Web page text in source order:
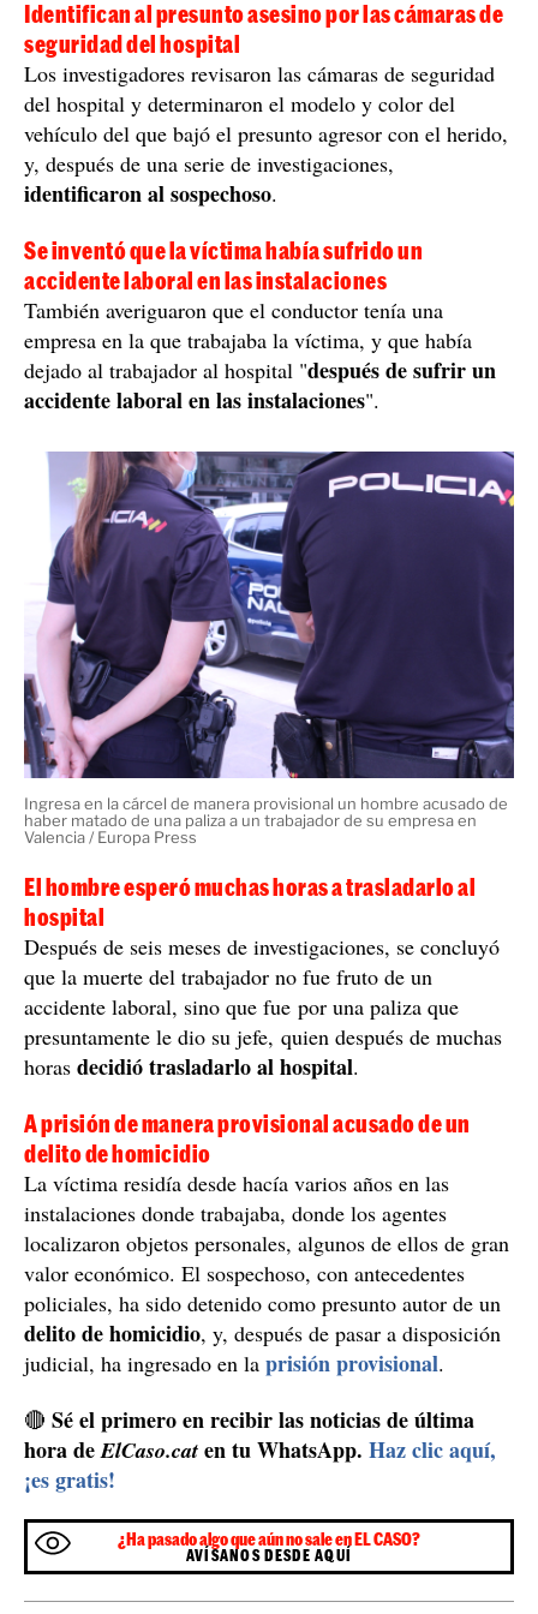
Identifican al presunto asesino por las cámaras de
seguridad del hospital
Los investigadores revisaron las cámaras de seguridad
del hospital y determinaron el modelo y color del
vehículo del que bajó el presunto agresor con el herido,
y, después de una serie de investigaciones,
identificaron al sospechoso.
Se inventó que la víctima había sufrido un
accidente laboral en las instalaciones
También averiguaron que el conductor tenía una
empresa en la que trabajaba la víctima, y que había
dejado al trabajador al hospital "después de sufrir un
accidente laboral en las instalaciones".
Ingresa en la cárcel de manera provisional un hombre acusado de
haber matado de una paliza a un trabajador de su empresa en
Valencia / Europa Press
El hombre esperó muchas horas a trasladarlo al
hospital
Después de seis meses de investigaciones, se concluyó
que la muerte del trabajador no fue fruto de un
accidente laboral, sino que fue por una paliza que
presuntamente le dio su jefe, quien después de muchas
horas decidió trasladarlo al hospital.
A prisión de manera provisional acusado de un
delito de homicidio
La víctima residía desde hacía varios años en las
instalaciones donde trabajaba, donde los agentes
localizaron objetos personales, algunos de ellos de gran
valor económico. El sospechoso, con antecedentes
policiales, ha sido detenido como presunto autor de un
delito de homicidio, y, después de pasar a disposición
judicial, ha ingresado en la prisión provisional.
🔴 Sé el primero en recibir las noticias de última
hora deElCaso.cat en tu WhatsApp. Haz clic aquí,
¡es gratis!
¿Ha pasado algo que aún no sale en EL CASO?
AVÍSANOS DESDE AQUÍ